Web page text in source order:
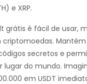
e XRP.
grátis é fácil de usar,
Mantém
secretos e
lugar do mundo.
em USDT